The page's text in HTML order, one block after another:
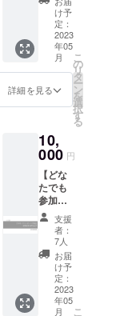
でも、
日常の
テーブ
ルでも
お使い
けま
す。 機
に菅
をった
手織り
の布で
す。 縦
に張り
渡した
複数の
縦糸の
素材や
色でも
雰囲気
が変わ
りま
内 未
定 内
容：ド
ローン
体験 必
要なも
の：内
はご自
身でお
越しく
ださ
い。交
通費は
ご負担
くださ
い。
バック
パネル
につい
クパネ
ども考
慮して
の開催
となり
ます。
1か月前
に頂い
ご案内
をしま
で、そ
のメー
ルへの
返信で
ご予約
くださ
い。 天
気予報
をみて1
週間前
に開催
グ限定
イベン
ト 勝木
原の工
房で開
催する
菅笠作
家・中
講座と
菅細工
体験(合
計約2時
間)1名
ご招待
日程：
2023年
5～6月
開催予
定 1か
月前に
頂いた
メール
け予
定：
2023
年05
月
詳細を見る
こ
の
リ
タ
ー
ン
を
選
択
す
る
10,
000 円
【どな
たでも
参加
可】 ド
ローン
フィー
ルド
「フラ
イト
ベース
富山」
支援
者：
7人
お届
け予
定：
2023
年05
月
こ